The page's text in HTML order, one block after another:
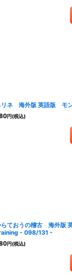
リネ 海外版 英語版 モ
円(税込)
らておうの稽古 海外版
- 098/131 -
円(税込)